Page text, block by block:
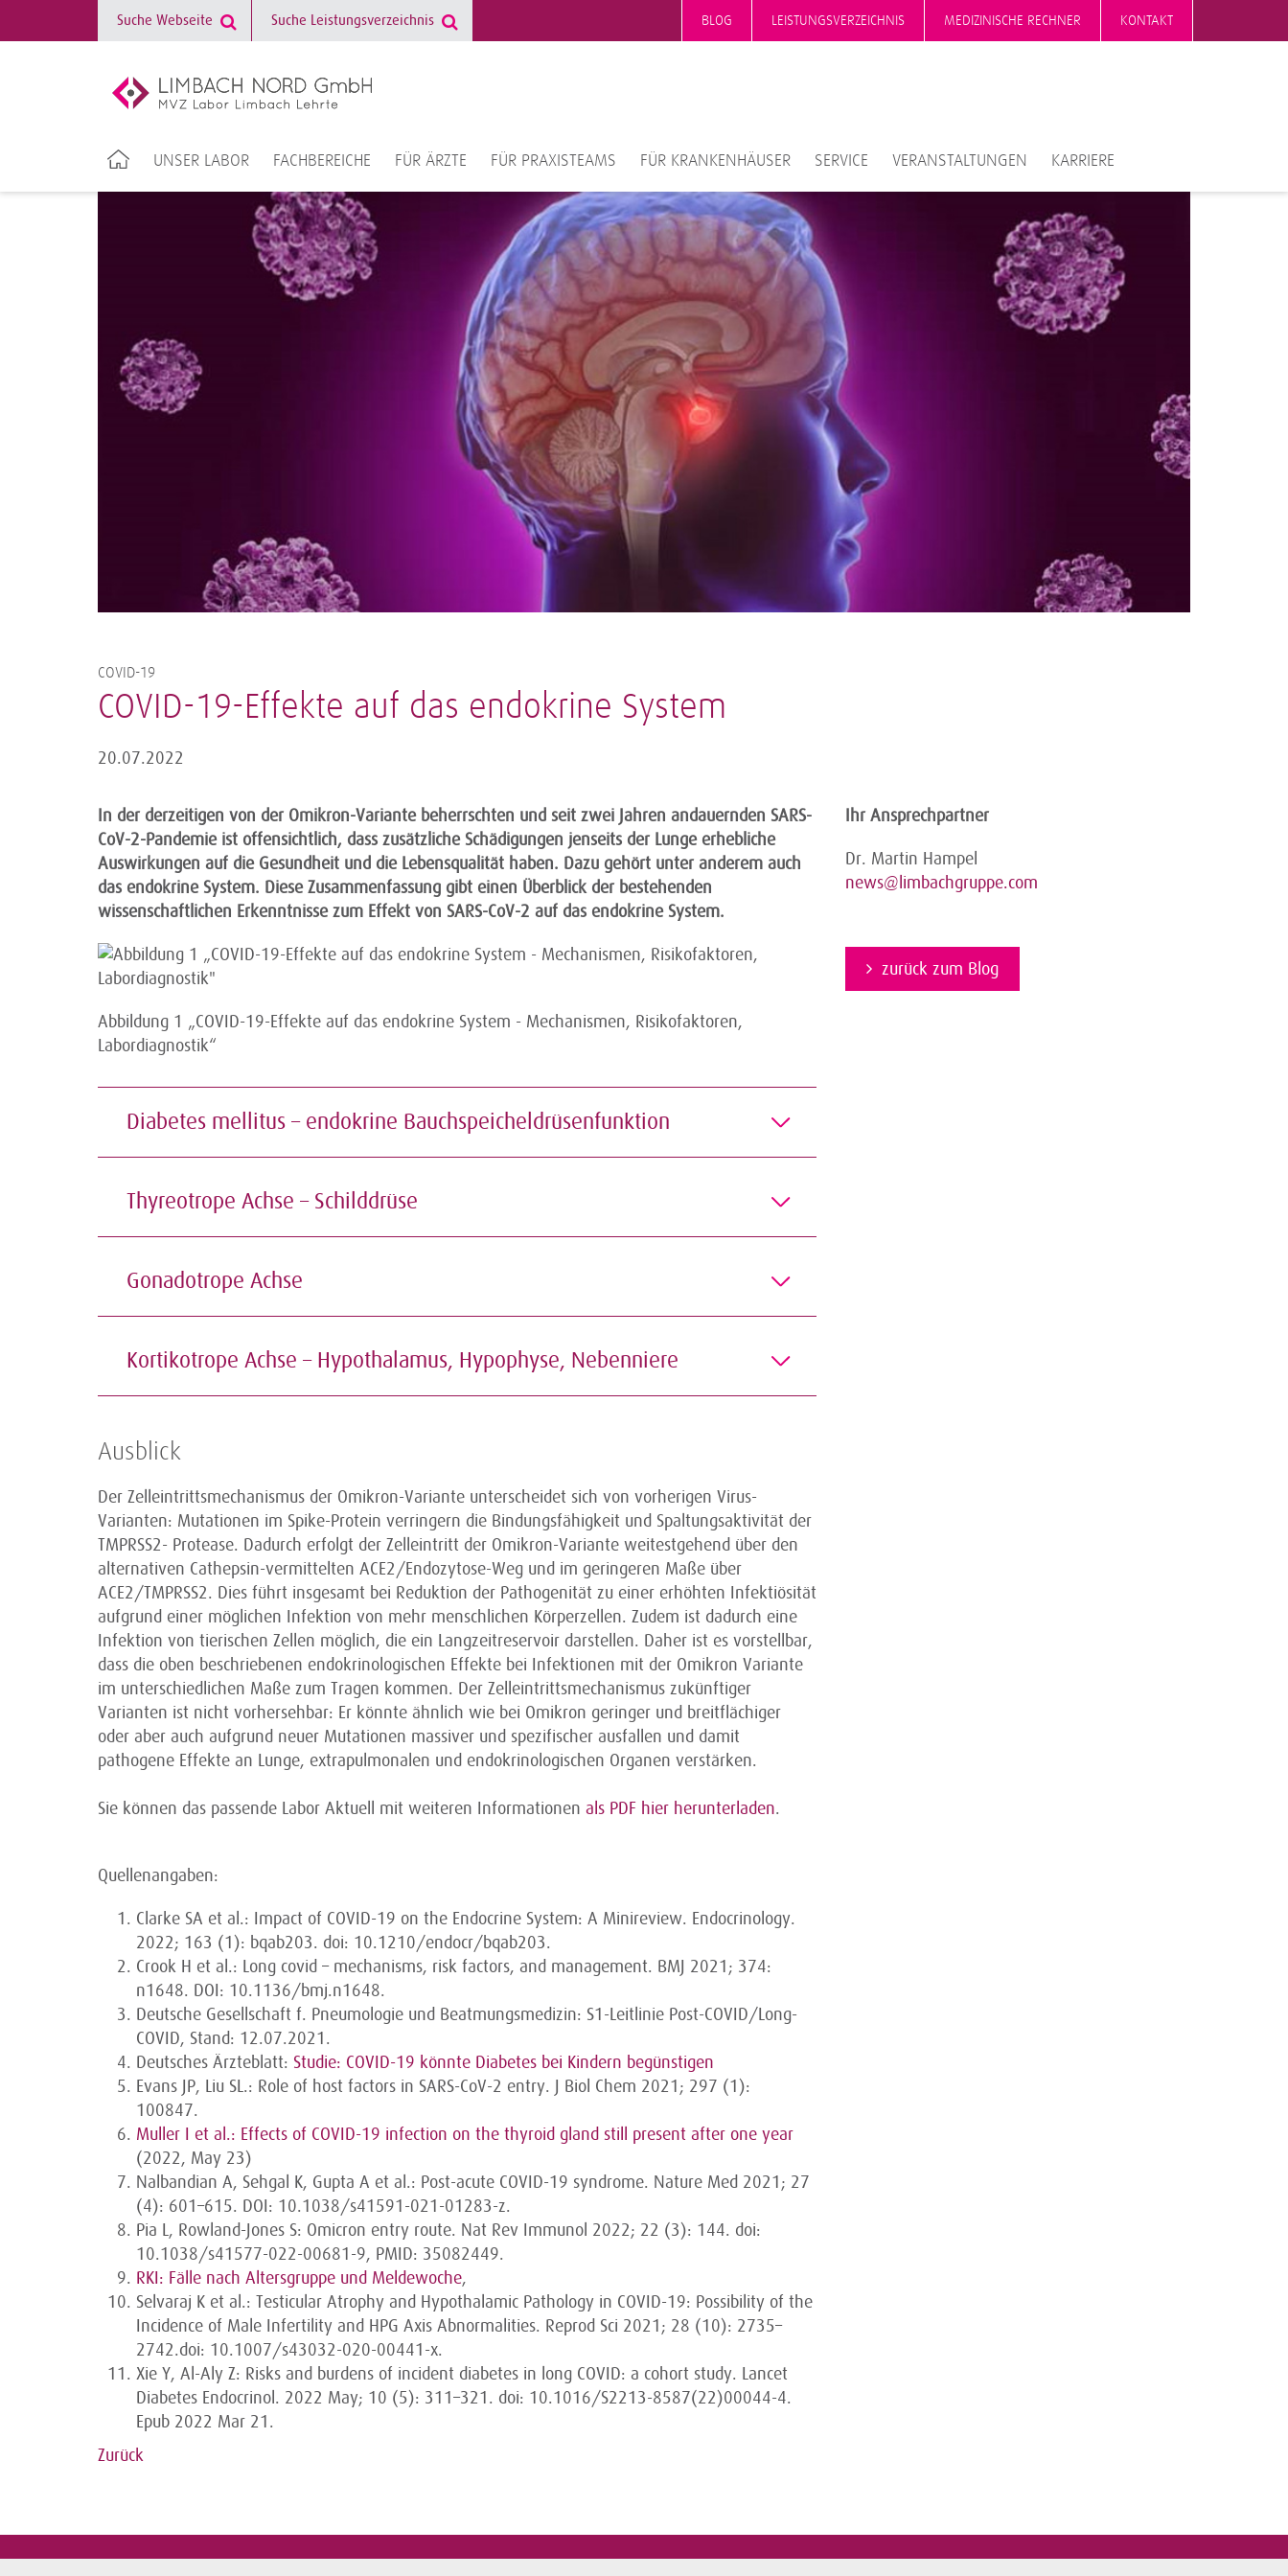
BLOG LEISTUNGSVERZEICHNIS MEDIZINISCHE RECHNER KONTAKT
UNSER LABOR FACHBEREICHE FÜR ÄRZTE FÜR PRAXISTEAMS FÜR KRANKENHÄUSER SERVICE VERANSTALTUNGEN KARRIERE
COVID-19
COVID-19-Effekte auf das endokrine System
20.07.2022
In der derzeitigen von der Omikron-Variante beherrschten und seit zwei Jahren andauernden SARS-
CoV-2-Pandemie ist offensichtlich, dass zusätzliche Schädigungen jenseits der Lunge erhebliche
Auswirkungen auf die Gesundheit und die Lebensqualität haben. Dazu gehört unter anderem auch
das endokrine System. Diese Zusammenfassung gibt einen Überblick der bestehenden
wissenschaftlichen Erkenntnisse zum Effekt von SARS-CoV-2 auf das endokrine System.
Abbildung 1 „COVID-19-Effekte auf das endokrine System - Mechanismen, Risikofaktoren,
Labordiagnostik“
Diabetes mellitus – endokrine Bauchspeicheldrüsenfunktion
Thyreotrope Achse – Schilddrüse
Gonadotrope Achse
Kortikotrope Achse – Hypothalamus, Hypophyse, Nebenniere
Ausblick
Der Zelleintrittsmechanismus der Omikron-Variante unterscheidet sich von vorherigen Virus-
Varianten: Mutationen im Spike-Protein verringern die Bindungsfähigkeit und Spaltungsaktivität der
TMPRSS2- Protease. Dadurch erfolgt der Zelleintritt der Omikron-Variante weitestgehend über den
alternativen Cathepsin-vermittelten ACE2/Endozytose-Weg und im geringeren Maße über
ACE2/TMPRSS2. Dies führt insgesamt bei Reduktion der Pathogenität zu einer erhöhten Infektiösität
aufgrund einer möglichen Infektion von mehr menschlichen Körperzellen. Zudem ist dadurch eine
Infektion von tierischen Zellen möglich, die ein Langzeitreservoir darstellen. Daher ist es vorstellbar,
dass die oben beschriebenen endokrinologischen Effekte bei Infektionen mit der Omikron Variante
im unterschiedlichen Maße zum Tragen kommen. Der Zelleintrittsmechanismus zukünftiger
Varianten ist nicht vorhersehbar: Er könnte ähnlich wie bei Omikron geringer und breitflächiger
oder aber auch aufgrund neuer Mutationen massiver und spezifischer ausfallen und damit
pathogene Effekte an Lunge, extrapulmonalen und endokrinologischen Organen verstärken.
Sie können das passende Labor Aktuell mit weiteren Informationen als PDF hier herunterladen.
Quellenangaben:
Clarke SA et al.: Impact of COVID-19 on the Endocrine System: A Minireview. Endocrinology.
2022; 163 (1): bqab203. doi: 10.1210/endocr/bqab203.
Crook H et al.: Long covid – mechanisms, risk factors, and management. BMJ 2021; 374:
n1648. DOI: 10.1136/bmj.n1648.
Deutsche Gesellschaft f. Pneumologie und Beatmungsmedizin: S1-Leitlinie Post-COVID/Long-
COVID, Stand: 12.07.2021.
Deutsches Ärzteblatt: Studie: COVID-19 könnte Diabetes bei Kindern begünstigen
Evans JP, Liu SL.: Role of host factors in SARS-CoV-2 entry. J Biol Chem 2021; 297 (1):
100847.
Muller I et al.: Effects of COVID-19 infection on the thyroid gland still present after one year
(2022, May 23)
Nalbandian A, Sehgal K, Gupta A et al.: Post-acute COVID-19 syndrome. Nature Med 2021; 27
(4): 601–615. DOI: 10.1038/s41591-021-01283-z.
Pia L, Rowland-Jones S: Omicron entry route. Nat Rev Immunol 2022; 22 (3): 144. doi:
10.1038/s41577-022-00681-9, PMID: 35082449.
RKI: Fälle nach Altersgruppe und Meldewoche,
Selvaraj K et al.: Testicular Atrophy and Hypothalamic Pathology in COVID-19: Possibility of the
Incidence of Male Infertility and HPG Axis Abnormalities. Reprod Sci 2021; 28 (10): 2735–
2742.doi: 10.1007/s43032-020-00441-x.
Xie Y, Al-Aly Z: Risks and burdens of incident diabetes in long COVID: a cohort study. Lancet
Diabetes Endocrinol. 2022 May; 10 (5): 311–321. doi: 10.1016/S2213-8587(22)00044-4.
Epub 2022 Mar 21.
Zurück
Ihr Ansprechpartner
Dr. Martin Hampel
news@limbachgruppe.com
zurück zum Blog